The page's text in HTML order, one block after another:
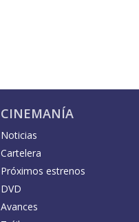
CINEMANÍA
Noticias
Cartelera
Próximos estrenos
DVD
Avances